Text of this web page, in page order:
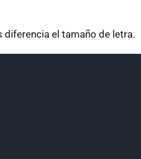
el tamaño de letra.